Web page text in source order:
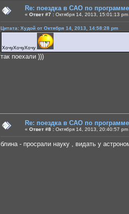
Re: поездка в САО по
« Ответ #7 : Октября 14, 2013, 15:01:13 pm
Цитата: Худой от Октября 14, 2013, 14:58:28 pm
ХочуХочуХочу
так поехали )))
Re: поездка в САО по
« Ответ #8 : Октября 14, 2013, 20:40:57 pm
блина - просрали науку , видать у